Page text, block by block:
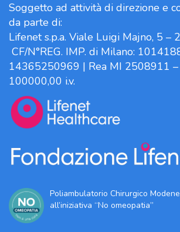
Soggetto ad attività di direzione e
da parte di:
Lifenet s.p.a. Viale Luigi Majno, 5 –
CF/N°REG. IMP. di Milano:
14365250969 | Rea MI 2508911 –
100000,00 i.v.
Poliambulatorio Chirurgico
all’iniziativa “No omeopatia”